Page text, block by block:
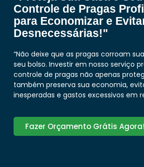
Controle de Pragas
para Economizar e
Desnecessárias!"
“Não deixe que as pragas corroam
seu bolso. Investir em nosso serviço
controle de pragas não apenas
também preserva sua economia,
inesperadas e gastos excessivos em
Fazer Orçamento Grátis Agora!